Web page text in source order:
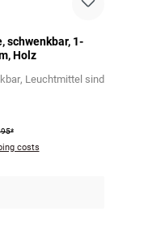
schwenkbar, 1-
Holz
Leuchtmittel sind
costs